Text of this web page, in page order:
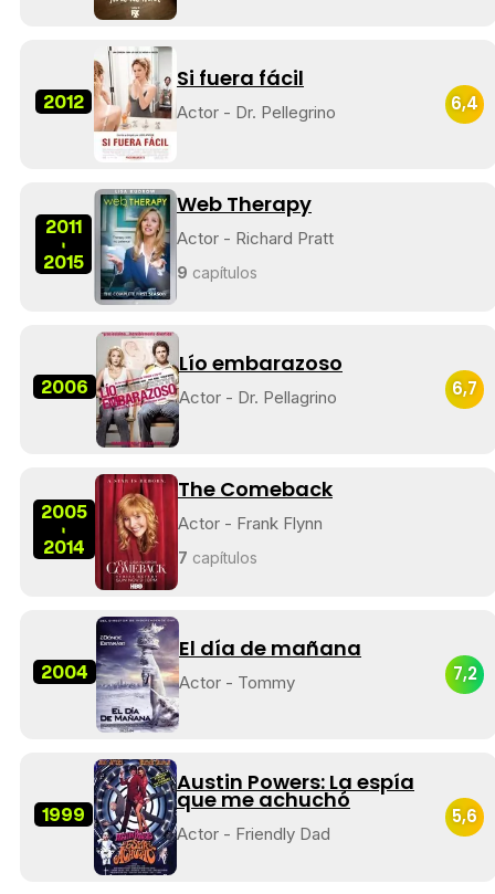
2012
Si fuera fácil
Actor - Dr. Pellegrino 6,4
2011
-
2015
Web Therapy
Actor - Richard Pratt
9 capítulos
2006
Lío embarazoso
Actor - Dr. Pellagrino 6,7
2005
-
2014
The Comeback
Actor - Frank Flynn
7 capítulos
2004
El día de mañana
Actor - Tommy 7,2
1999
Austin Powers: La espía
que me achuchó
Actor - Friendly Dad
5,6